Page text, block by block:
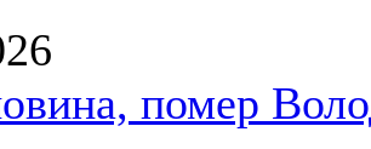
помер